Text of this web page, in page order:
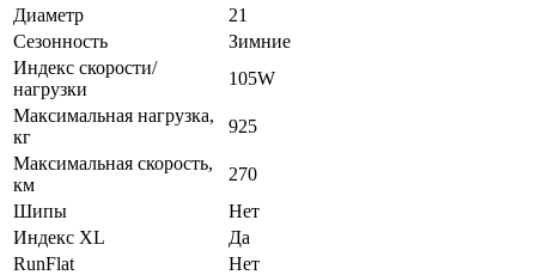
Диаметр
21
Сезонность
Зимние
Индекс скорости/
нагрузки
105W
Максимальная нагрузка,
кг
925
Максимальная скорость,
км
270
Шипы
Нет
Индекс XL
Да
RunFlat
Нет